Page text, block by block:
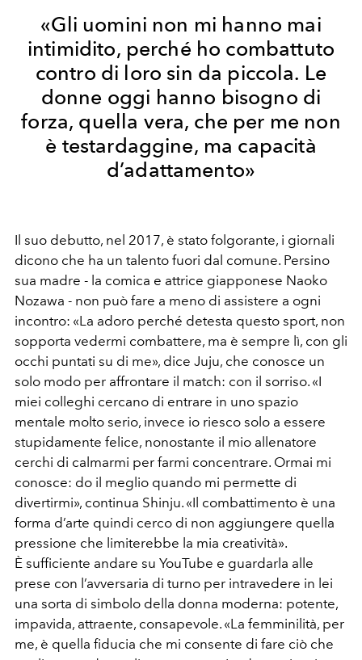
«Gli uomini non mi hanno mai
intimidito, perché ho combattuto
contro di loro sin da piccola. Le
donne oggi hanno bisogno di
forza, quella vera, che per me non
è testardaggine, ma capacità
d’adattamento»
Il suo debutto, nel 2017, è stato folgorante, i giornali
dicono che ha un talento fuori dal comune. Persino
sua madre - la comica e attrice giapponese Naoko
Nozawa - non può fare a meno di assistere a ogni
incontro: «La adoro perché detesta questo sport, non
sopporta vedermi combattere, ma è sempre lì, con gli
occhi puntati su di me», dice Juju, che conosce un
solo modo per affrontare il match: con il sorriso. «I
miei colleghi cercano di entrare in uno spazio
mentale molto serio, invece io riesco solo a essere
stupidamente felice, nonostante il mio allenatore
cerchi di calmarmi per farmi concentrare. Ormai mi
conosce: do il meglio quando mi permette di
divertirmi», continua Shinju. «Il combattimento è una
forma d’arte quindi cerco di non aggiungere quella
pressione che limiterebbe la mia creatività».
È sufficiente andare su YouTube e guardarla alle
prese con l’avversaria di turno per intravedere in lei
una sorta di simbolo della donna moderna: potente,
impavida, attraente, consapevole. «La femminilità, per
me, è quella fiducia che mi consente di fare ciò che